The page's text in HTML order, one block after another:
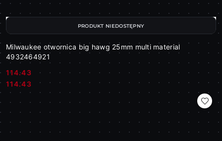
Milwaukee otwornica big hawg 25mm multi material
4932464921
Cena:
114.43
Cena:
114.43
PRODUKT NIEDOSTĘPNY